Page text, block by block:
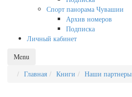
Спорт панорама Чувашии
Архив номеров
Подписка
Личный кабинет
Menu
Главная
Книги Наши партнеры